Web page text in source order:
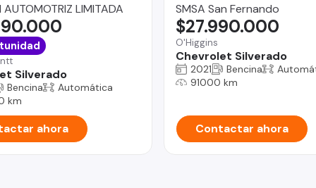
AUTOMOTRIZ LIMITADA
Silverado
Bencina
Automática
km
ahora
SMSA San Fernando
O'Higgins
Chevrolet Silverado
$27.990.000
2021 Bencina
91000 km
Contactar ahora